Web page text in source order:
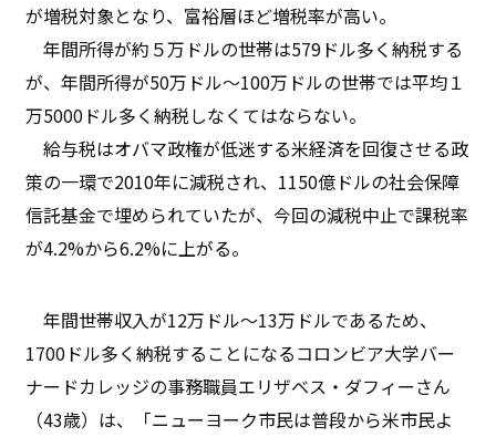
が増税対象となり、富裕層ほど増税率が高い。
年間所得が約５万ドルの世帯は579ドル多く納税する
が、年間所得が50万ドル〜100万ドルの世帯では平均１
万5000ドル多く納税しなくてはならない。
給与税はオバマ政権が低迷する米経済を回復させる政
策の一環で2010年に減税され、1150億ドルの社会保障
信託基金で埋められていたが、今回の減税中止で課税率
が4.2%から6.2%に上がる。
年間世帯収入が12万ドル〜13万ドルであるため、
1700ドル多く納税することになるコロンビア大学バー
ナードカレッジの事務職員エリザベス・ダフィーさん
（43歳）は、「ニューヨーク市民は普段から米市民よ